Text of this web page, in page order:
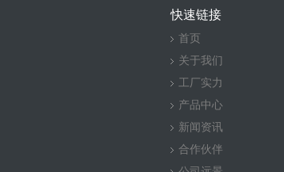
快速链接
首页
关于我们
工厂实力
产品中心
新闻资讯
合作伙伴